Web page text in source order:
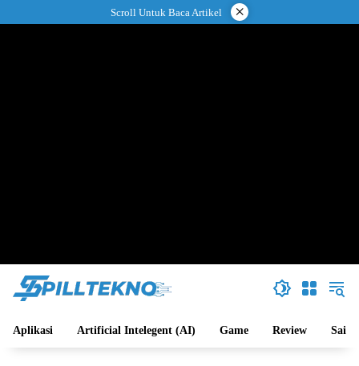
ke
Scroll Untuk Baca Artikel ×
Aplikasi Artificial Intelegent (AI) Game Review Sains